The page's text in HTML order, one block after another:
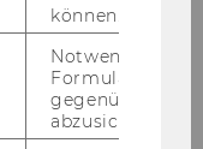
können.
Notwendig, um
gegenüber
abzusichern.